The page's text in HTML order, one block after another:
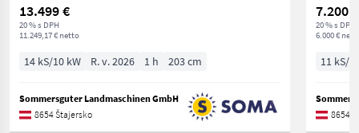
13.499 €
20 % s DPH
11.249,17 € netto
14 kS/10 kW R. v. 2026 1 h 203 cm
Sommersguter Landmaschinen GmbH
8654 Štajersko
7.200 €
20 % s DPH
6.000 €
11 kS/8
8654